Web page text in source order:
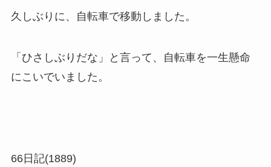
久しぶりに、自転車で移動しました。
「ひさしぶりだな」と言って、自転車を一生懸命
にこいでいました。
66日記(1889)